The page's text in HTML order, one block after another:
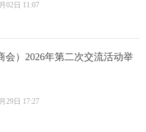
02日 11:07
）2026年第二次交流活动举
29日 17:27